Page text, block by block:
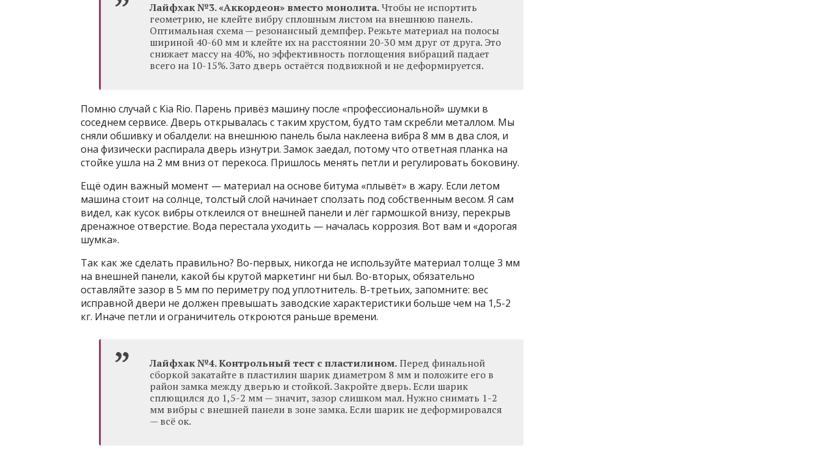
Лайфхак №3. «Аккордеон» вместо монолита.Чтобы не испортить
геометрию, не клейте вибру сплошным листом на внешнюю панель.
Оптимальная схема — резонансный демпфер. Режьте материал на полосы
шириной 40-60 мм и клейте их на расстоянии 20-30 мм друг от друга. Это
снижает массу на 40%, но эффективность поглощения вибраций падает
всего на 10-15%. Зато дверь остаётся подвижной и не деформируется.
Помню случай с Kia Rio. Парень привёз машину после «профессиональной» шумки в
соседнем сервисе. Дверь открывалась с таким хрустом, будто там скребли металлом. Мы
сняли обшивку и обалдели: на внешнюю панель была наклеена вибра 8 мм в два слоя, и
она физически распирала дверь изнутри. Замок заедал, потому что ответная планка на
стойке ушла на 2 мм вниз от перекоса. Пришлось менять петли и регулировать боковину.
Ещё один важный момент — материал на основе битума «плывёт» в жару. Если летом
машина стоит на солнце, толстый слой начинает сползать под собственным весом. Я сам
видел, как кусок вибры отклеился от внешней панели и лёг гармошкой внизу, перекрыв
дренажное отверстие. Вода перестала уходить — началась коррозия. Вот вам и «дорогая
шумка».
Так как же сделать правильно? Во-первых, никогда не используйте материал толще 3 мм
на внешней панели, какой бы крутой маркетинг ни был. Во-вторых, обязательно
оставляйте зазор в 5 мм по периметру под уплотнитель. В-третьих, запомните: вес
исправной двери не должен превышать заводские характеристики больше чем на 1,5-2
кг. Иначе петли и ограничитель откроются раньше времени.
Лайфхак №4. Контрольный тест с пластилином.Перед финальной
сборкой закатайте в пластилин шарик диаметром 8 мм и положите его в
район замка между дверью и стойкой. Закройте дверь. Если шарик
сплющился до 1,5-2 мм — значит, зазор слишком мал. Нужно снимать 1-2
мм вибры с внешней панели в зоне замка. Если шарик не деформировался
— всё ок.